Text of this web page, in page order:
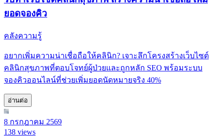
ยอดจองคิว
คลังความรู้
อยากเพิ่มความน่าเชื่อถือให้คลินิก? เจาะลึกโครงสร้างเว็บไซต์
คลินิกสุขภาพที่ตอบโจทย์ผู้ป่วยและถูกหลัก SEO พร้อมระบบ
จองคิวออนไลน์ที่ช่วยเพิ่มยอดนัดหมายจริง 40%
อ่านต่อ
8 กรกฎาคม 2569
138 views